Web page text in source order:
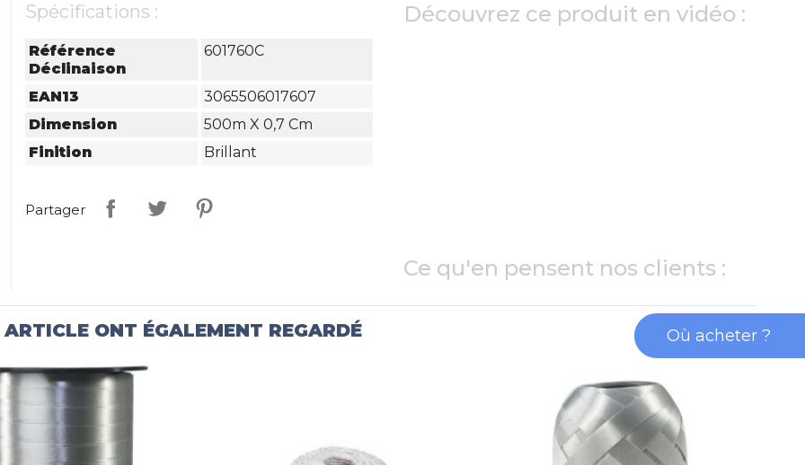
Spécifications :
Référence
Déclinaison
601760C
EAN13
3065506017607
Dimension
500m X 0,7 Cm
Finition
Brillant
Partager
Découvrez ce produit en vidéo :
Ce qu'en pensent nos clients :
ONT ÉGALEMENT REGARDÉ Où acheter ?